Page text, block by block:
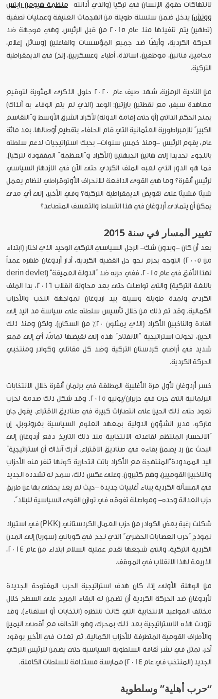
لانتهاكات حقوق الإنسان في تركيا (والذي أدانته منظمة هيومن رايتس
ووتش) يدخل ضمن سلسلة طويلة من الهجمات العنيفة وعمليات تصفية
(تطهير) يتم تنفيذها منذ عام 2015 من قبل الرئيس. وهي موجهة ضد
الحركة الكردية، وأيضًا ضد جميع المؤسسات والفاعلين (وسائل إعلام،
محامين، فنانين، موظفين، اساتذة، أطباء وعسكريين، إلخ) في الديمقراطية
التركية.
من الناحية الرمزية، شهد صيف عام 2020 حلول الذكرى المئوية لتوقيع
معاهدة سيفر، مع نقطتين بارزتين: الوعد (الذي لم يتم الوفاء به آنذاك)
بمنح الحكم الذاتي (أو حتى إقامة الدولة) لأكراد الشرق الأوسط و“التقاسم
الكبير” للإمبراطورية العثمانية التي قام الحلفاء بتقطيع أوصالها. بعد مائة
عام، يقوم الرئيس -ومنذ خمس سنوات- بحبك استراتيجيات لدعم سلطته
باللجوء تحديدا إلى هاتين الجبهتين (الأكراد و“العظمة” المفقودة لتركيا).
فما هو الدور الذي لعبه الملف الكردي حتى الآن في الازدهار السياسي
لرئيس أنقرة؟ وما هي القوى الدافعة للانحراف الأوتوقراطي لنظام يعمل
شيئا فشيئا على تقويض الديمقراطية التركية؟ وفي الأخير، إلى أي مدى
يمكن أن يتمادى أردوغان في هذا التسلط والتعسف المتصاعد؟
تغيير المسار في سنة 2015
بعد أن كان -وبدون شك- الرجل السياسي التركي الوحيد الذي اختار (ابتداء
من 2005) التوجه بحزم نحو حل القضية الكردية، أدار أردوغان ظهره عمداً
لهذا الأفق في عام 2015. ففي حربه ضد “الدولة العميقة” (derin devlet
باللغة التركية) والتي تواصلت حتى بعد محاولة انقلاب 2016، بدا الملف
الكردي ولمدة طويلة وسيلة بيد اردوغان لمواجهة النخب والأحزاب
الكمالية. وقد تم ذلك من خلال تأسيس سلطته على سياسة مد اليد إلى
القادة والناخبين الأكراد (الذي يمثلون 20٪ من السكان). ولكن ومنذ ذلك
الحين، تحولت استراتيجية “الانفتاح” هذه إلى نقيضها تمامًا، أي إلى قمع
شديد في أراضي كردستان التركية وضد كل مقاتلي وكوادر ومنتخبي
الحركة الكردية.
خسر أردوغان لأول مرة الأغلبية المطلقة في برلمان أنقرة خلال الانتخابات
البرلمانية التي جرت في حزيران/يونيو 2015. وقد شكل ذلك صدمة لحزب
تعود حتى ذلك الحين على انتصارات كبيرة في صناديق الاقتراع. يقول جان
ماركو، مدير الشؤون الدولية بمعهد العلوم السياسية بغرونوبل، إن
“الانحسار المنتظم لقاعدته الانتخابية منذ ذلك التاريخ دفع أردوغان إلى
البحث عن رد يضمن بقاءه في صناديق الاقتراع. أدرك آنذاك أن استراتيجية”
اليد الممدودة“المنتهجة مع الأكراد باتت انتحارية كونها تنفر منه الأحزاب
والناخبين القوميين، وهم كثيرون. وعلى عكس ذلك، سمح له تشدده الجديد
في المسألة الكردية ببناء أغلبيات جديدة -حيث لم يعد يحظى بها عن طريق
حزب العدالة وحده- ومواصلة تفوقه في توازن القوى السياسية للبلاد”.
شكلت رغبة بعض الكوادر من حزب العمال الكردستاني (PKK) في استيراد
نموذج “حرب العصابات الحضري” الذي نجح في كوباني (سوريا) إلى المدن
الكردية التركية، والتي شجعها تقدم عملية السلام ابتداء من عام 2014،
الذريعة لهذا الانقلاب في الموقف.
من الوهلة الأولى إذا، كان هدف استراتيجية الحرب المفتوحة الجديدة
لأردوغان ضد الحركة الكردية أن تضمن له البقاء المريح على السطح خلال
مختلف المواعيد الانتخابية التي كانت تنتظره (انتخابات أو استفتاء). وقد
تزودت هذه الاستراتيجية بعد ذلك بمحرك، وهو التحالف مع أقصى اليمين
والأطراف القومية المتطرفة للأحزاب الكمالية. ثم تغذت في الأخير بوقود
آخر، تمثل في نشر ثقافة السلطوية السياسية حتى يضمن للرئيس التركي
الجديد (المنتخب في عام 2014) ممارسة مستدامة للسلطات الكاملة.
“حرب أهلية” وسلطوية